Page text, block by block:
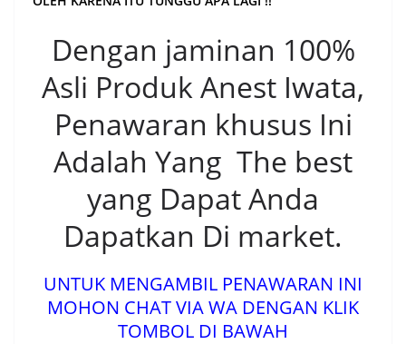
Dengan jaminan 100%
Asli Produk Anest Iwata,
Penawaran khusus Ini
Adalah Yang The best
yang Dapat Anda
Dapatkan Di market.
UNTUK MENGAMBIL PENAWARAN INI
MOHON CHAT VIA WA DENGAN KLIK
TOMBOL DI BAWAH